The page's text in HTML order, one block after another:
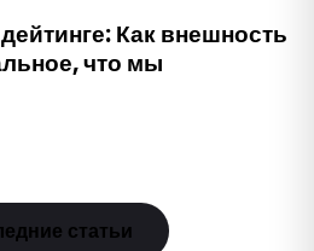
Как внешность
что мы
статьи